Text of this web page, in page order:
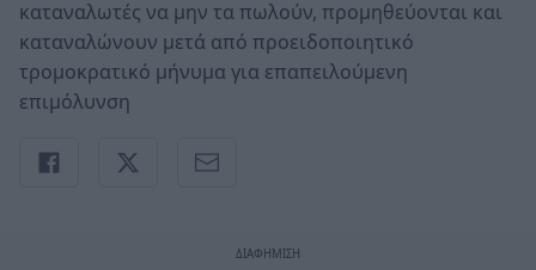
καταναλωτές να μην τα πωλούν, προμηθεύονται και
καταναλώνουν μετά από προειδοποιητικό
τρομοκρατικό μήνυμα για επαπειλούμενη
επιμόλυνση